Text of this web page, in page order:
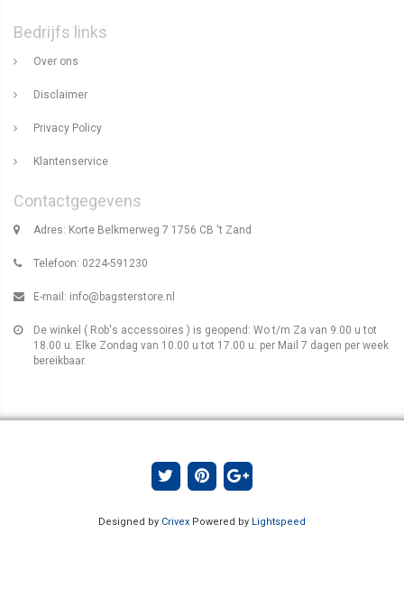
Bedrijfs links
Over ons
Disclaimer
Privacy Policy
Klantenservice
Contactgegevens
Adres: Korte Belkmerweg 7 1756 CB 't Zand
Telefoon: 0224-591230
E-mail: info@bagsterstore.nl
De winkel ( Rob's accessoires ) is geopend: Wo t/m Za van 9.00 u tot
18.00 u. Elke Zondag van 10.00 u tot 17.00 u. per Mail 7 dagen per week
bereikbaar.
Designed by Crivex Powered by Lightspeed